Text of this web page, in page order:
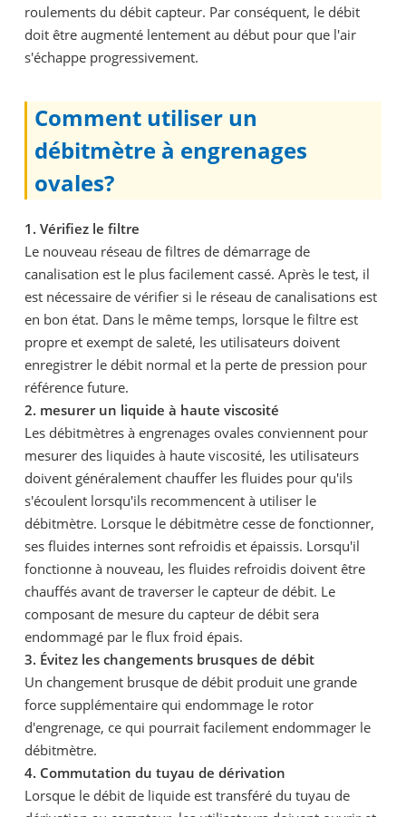
roulements du débit capteur. Par conséquent, le débit
doit être augmenté lentement au début pour que l'air
s'échappe progressivement.
Comment utiliser un
débitmètre à engrenages
ovales?
1. Vérifiez le filtre
Le nouveau réseau de filtres de démarrage de
canalisation est le plus facilement cassé. Après le test, il
est nécessaire de vérifier si le réseau de canalisations est
en bon état. Dans le même temps, lorsque le filtre est
propre et exempt de saleté, les utilisateurs doivent
enregistrer le débit normal et la perte de pression pour
référence future.
2. mesurer un liquide à haute viscosité
Les débitmètres à engrenages ovales conviennent pour
mesurer des liquides à haute viscosité, les utilisateurs
doivent généralement chauffer les fluides pour qu'ils
s'écoulent lorsqu'ils recommencent à utiliser le
débitmètre. Lorsque le débitmètre cesse de fonctionner,
ses fluides internes sont refroidis et épaissis. Lorsqu'il
fonctionne à nouveau, les fluides refroidis doivent être
chauffés avant de traverser le capteur de débit. Le
composant de mesure du capteur de débit sera
endommagé par le flux froid épais.
3. Évitez les changements brusques de débit
Un changement brusque de débit produit une grande
force supplémentaire qui endommage le rotor
d'engrenage, ce qui pourrait facilement endommager le
débitmètre.
4. Commutation du tuyau de dérivation
Lorsque le débit de liquide est transféré du tuyau de